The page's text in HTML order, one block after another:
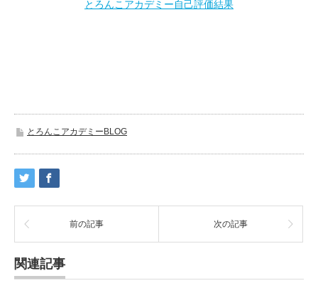
とろんこアカデミー自己評価結果
とろんこアカデミーBLOG
前の記事 次の記事
関連記事